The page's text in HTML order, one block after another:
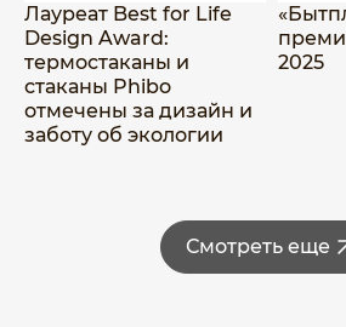
Лауреат Best for Life
Design Award:
термостаканы и
стаканы Phibo
отмечены за дизайн и
заботу об экологии
2025
Смотреть еще